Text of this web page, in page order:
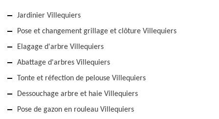
Jardinier Villequiers
Pose et changement grillage et clôture Villequiers
Elagage d'arbre Villequiers
Abattage d'arbres Villequiers
Tonte et réfection de pelouse Villequiers
Dessouchage arbre et haie Villequiers
Pose de gazon en rouleau Villequiers